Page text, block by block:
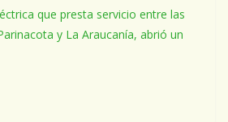
que presta servicio entre las
y La Araucanía, abrió un